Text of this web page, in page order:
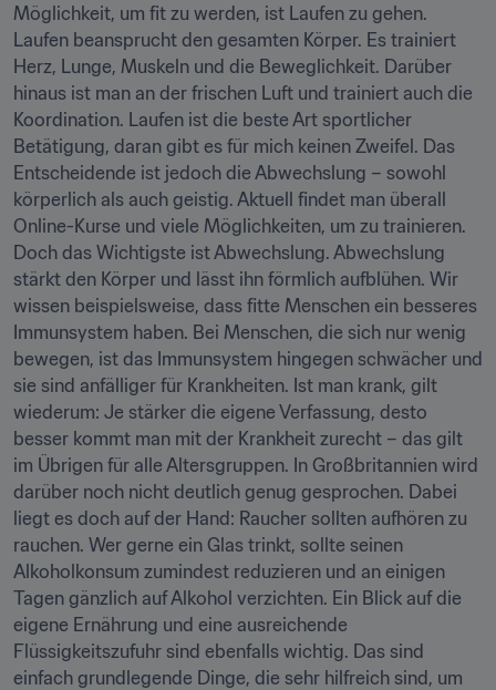
Möglichkeit, um fit zu werden, ist Laufen zu gehen.
Laufen beansprucht den gesamten Körper. Es trainiert
Herz, Lunge, Muskeln und die Beweglichkeit. Darüber
hinaus ist man an der frischen Luft und trainiert auch die
Koordination. Laufen ist die beste Art sportlicher
Betätigung, daran gibt es für mich keinen Zweifel. Das
Entscheidende ist jedoch die Abwechslung – sowohl
körperlich als auch geistig. Aktuell findet man überall
Online-Kurse und viele Möglichkeiten, um zu trainieren.
Doch das Wichtigste ist Abwechslung. Abwechslung
stärkt den Körper und lässt ihn förmlich aufblühen. Wir
wissen beispielsweise, dass fitte Menschen ein besseres
Immunsystem haben. Bei Menschen, die sich nur wenig
bewegen, ist das Immunsystem hingegen schwächer und
sie sind anfälliger für Krankheiten. Ist man krank, gilt
wiederum: Je stärker die eigene Verfassung, desto
besser kommt man mit der Krankheit zurecht – das gilt
im Übrigen für alle Altersgruppen. In Großbritannien wird
darüber noch nicht deutlich genug gesprochen. Dabei
liegt es doch auf der Hand: Raucher sollten aufhören zu
rauchen. Wer gerne ein Glas trinkt, sollte seinen
Alkoholkonsum zumindest reduzieren und an einigen
Tagen gänzlich auf Alkohol verzichten. Ein Blick auf die
eigene Ernährung und eine ausreichende
Flüssigkeitszufuhr sind ebenfalls wichtig. Das sind
einfach grundlegende Dinge, die sehr hilfreich sind, um